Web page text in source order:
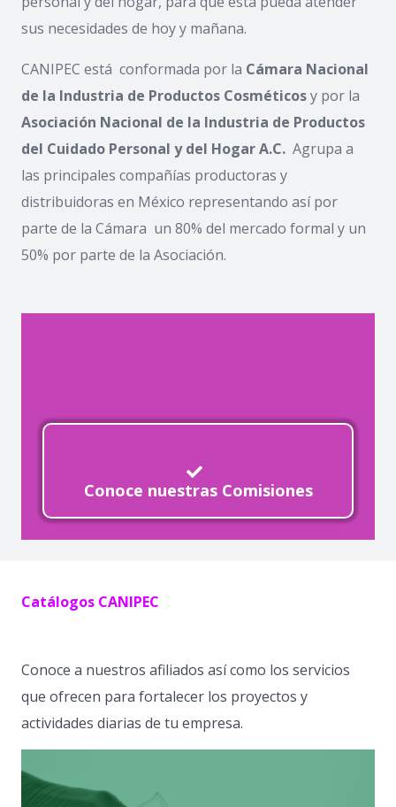
sus necesidades de hoy y mañana.
CANIPEC está conformada por la Cámara Nacional
de la Industria de Productos Cosméticosy por la
Asociación Nacional de la Industria de Productos
del Cuidado Personal y del Hogar A.C. Agrupa a
las principales compañías productoras y
distribuidoras en México representando así por
parte de la Cámara un 80% del mercado formal y un
50% por parte de la Asociación.
Conoce nuestras Comisiones
Catálogos CANIPEC
Conoce a nuestros afiliados así como los servicios
que ofrecen para fortalecer los proyectos y
actividades diarias de tu empresa.